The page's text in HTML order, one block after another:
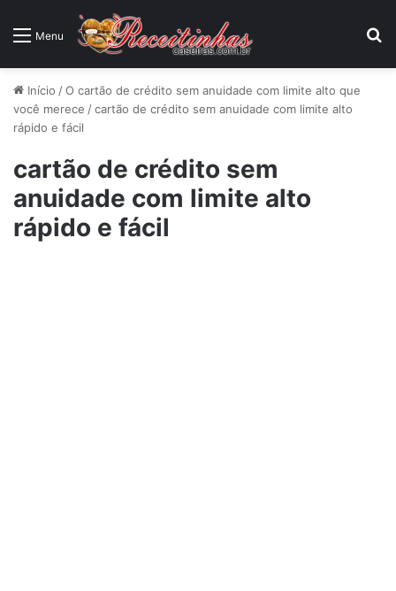
Menu
Início /O cartão de crédito sem anuidade com limite alto que
você merece /cartão de crédito sem anuidade com limite alto
rápido e fácil
cartão de crédito sem
anuidade com limite alto
rápido e fácil